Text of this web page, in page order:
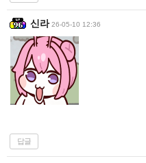
신라 26-05-10 12:36
답글